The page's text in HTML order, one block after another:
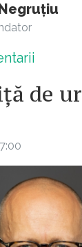
de